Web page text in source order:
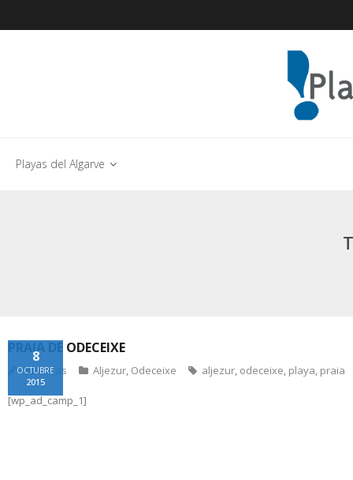
Playas del Algarve
PRAIA DE ODECEIXE
8
OCTUBRE
2015
@tacticas Aljezur, Odeceixe aljezur, odeceixe, playa, praia
[wp_ad_camp_1]